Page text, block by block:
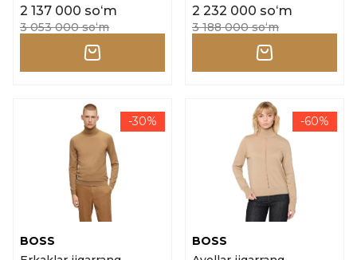
2 137 000 soʻm
3 053 000 soʻm
2 232 000 soʻm
3 188 000 soʻm
-30%
BOSS
-60%
BOSS